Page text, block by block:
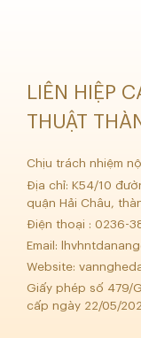
LIÊN HIỆP
THUẬT
Chịu trách nhiệm
Địa chỉ: K54/10
quận Hải Châu,
Điện thoại : 0236-
Email:
Website:
Giấy phép số 479/
cấp ngày 22/05/